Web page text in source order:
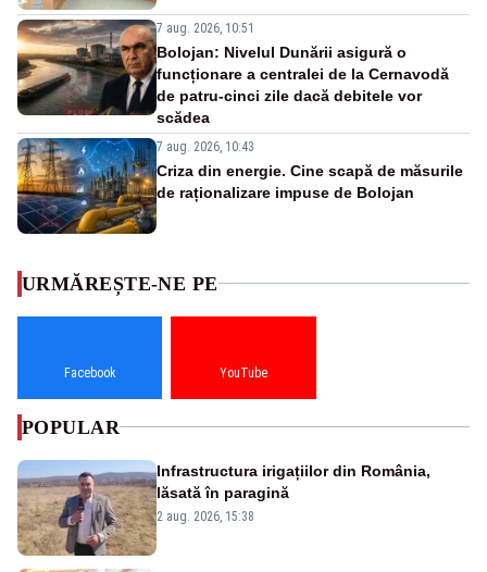
7 aug. 2026, 10:51
Bolojan: Nivelul Dunării asigură o
funcționare a centralei de la Cernavodă
de patru-cinci zile dacă debitele vor
scădea
7 aug. 2026, 10:43
Criza din energie. Cine scapă de măsurile
de raționalizare impuse de Bolojan
URMĂREȘTE-NE PE
Facebook YouTube
POPULAR
Infrastructura irigațiilor din România,
lăsată în paragină
2 aug. 2026, 15:38